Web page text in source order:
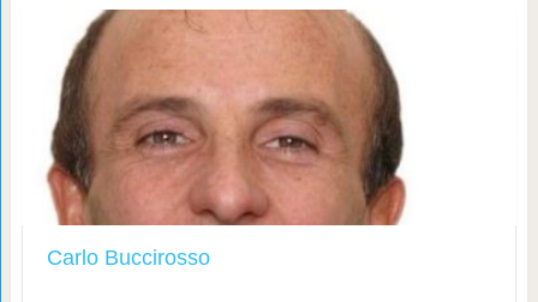
Carlo Buccirosso